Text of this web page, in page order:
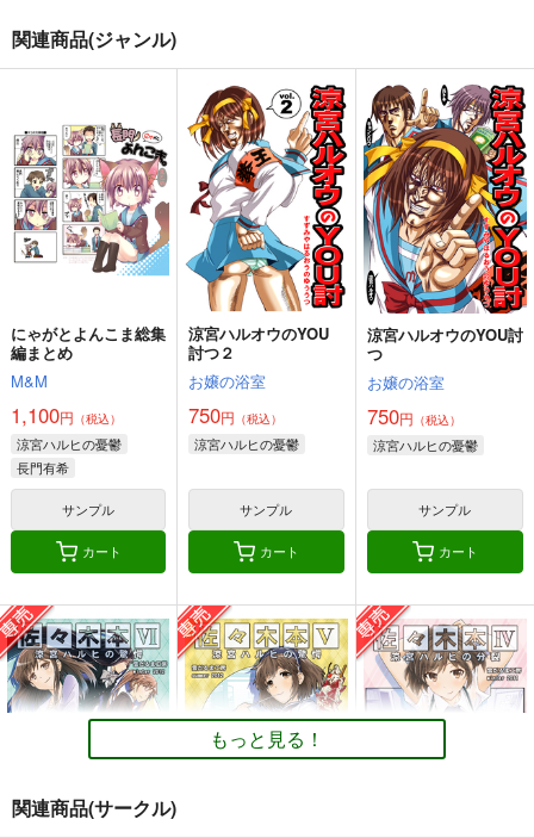
関連商品(ジャンル)
にゃがとよんこま総集
編まとめ
M&M
1,100円 （税込）
涼宮ハルヒの憂鬱
長門有希
サンプル
カート
涼宮ハルオウのYOU
討つ２
お嬢の浴室
750円 （税込）
涼宮ハルヒの憂鬱
サンプル
カート
涼宮ハルオウのYOU討
つ
お嬢の浴室
750円 （税込）
涼宮ハルヒの憂鬱
サンプル
カート
もっと見る！
関連商品(サークル)